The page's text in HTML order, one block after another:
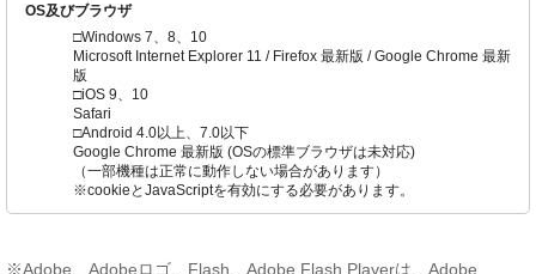
OS及びブラウザ
□Windows 7、8、10
Microsoft Internet Explorer 11 / Firefox 最新版 / Google Chrome 最新
版
□iOS 9、10
Safari
□Android 4.0以上、7.0以下
Google Chrome 最新版 (OSの標準ブラウザは未対応)
（一部機種は正常に動作しない場合があります）
※cookieとJavaScriptを有効にする必要があります。
※Adobe、Adobeロゴ、Flash、Adobe Flash Playerは、Adobe